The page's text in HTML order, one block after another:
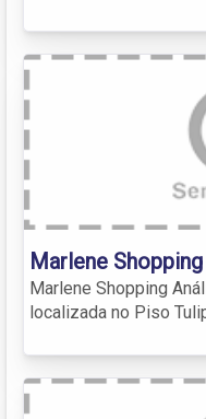
Marlene
Marlene Shopping
localizada no Piso